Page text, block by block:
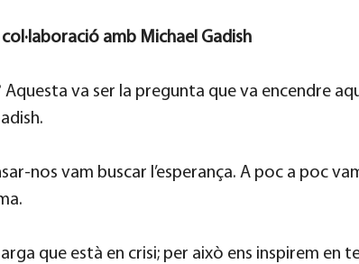
amb Michael Gadish
va ser la pregunta que va encendre
nos vam buscar l’esperança. A poc a poc
que està en crisi; per això ens inspirem en